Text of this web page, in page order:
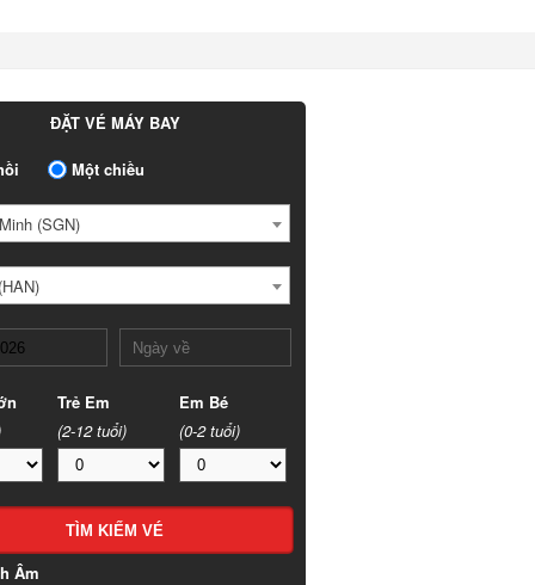
ĐẶT VÉ MÁY BAY
Một chiều
(SGN)
Trẻ Em
(2-12 tuổi)
Em Bé
(0-2 tuổi)
Âm